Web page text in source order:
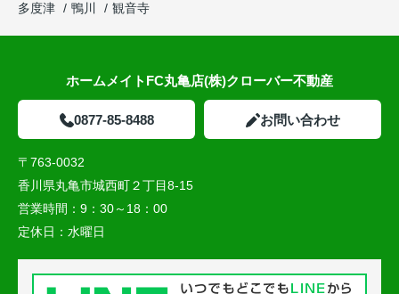
多度津
鴨川 観音寺
ホームメイトFC丸亀店(株)クローバー不動産
0877-85-8488 お問い合わせ
〒763-0032
香川県丸亀市城西町２丁目8-15
営業時間： 9：30～18：00
定休日： 水曜日